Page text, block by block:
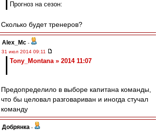
Прогноз на сезон:
Сколько будет тренеров?
Alex_Mc -
31 июл 2014 09:11
Tony_Montana » 2014 11:07
Предопределило в выборе капитана команды,
что бы целовал разговариван и иногда стучал
команду
Добрянка -